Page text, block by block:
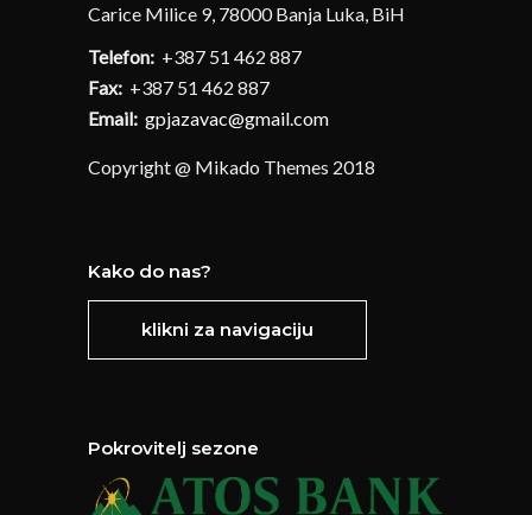
Carice Milice 9, 78000 Banja Luka, BiH
Telefon: +387 51 462 887
Fax: +387 51 462 887
Email: gpjazavac@gmail.com
Copyright @ Mikado Themes 2018
Kako do nas?
klikni za navigaciju
Pokrovitelj sezone